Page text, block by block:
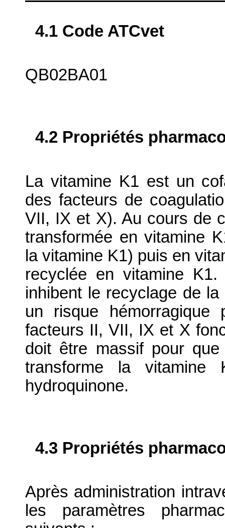
4.1 Code ATCvet
QB02BA01
4.2 Propriétés
La vitamine K1 est un
des facteurs de
VII, IX et X). Au cours de
transformée en vitamine
la vitamine K1) puis en
recyclée en vitamine
inhibent le recyclage de
un risque
facteurs II, VII, IX et X
doit être massif pour
transforme la vitamine
hydroquinone.
4.3 Propriétés
Après administration
les paramètres